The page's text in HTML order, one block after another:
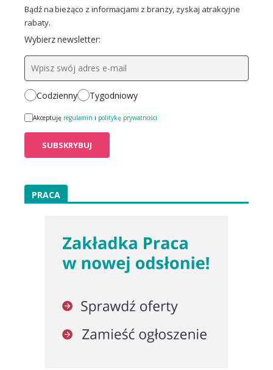
Bądź na bieżąco z informacjami z branży, zyskaj atrakcyjne
rabaty.
Wybierz newsletter:
Codzienny Tygodniowy
Akceptuję regulamin i politykę prywatności
PRACA